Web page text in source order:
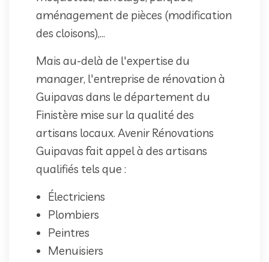
aménagement de pièces (modification
des cloisons),...
Mais au-delà de l'expertise du
manager, l'entreprise de rénovation à
Guipavas dans le département du
Finistère mise sur la qualité des
artisans locaux. Avenir Rénovations
Guipavas fait appel à des artisans
qualifiés tels que :
Électriciens
Plombiers
Peintres
Menuisiers